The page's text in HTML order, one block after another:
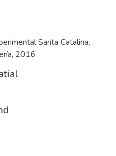
Santa Catalina,
2016